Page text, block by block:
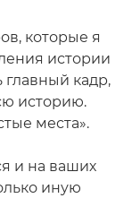
которые я
истории
кадр,
историю.
места».
и на ваших
иную